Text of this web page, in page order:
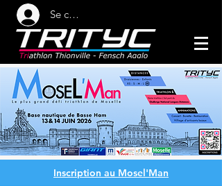
Se connecter
Inscription au Mosel'Man